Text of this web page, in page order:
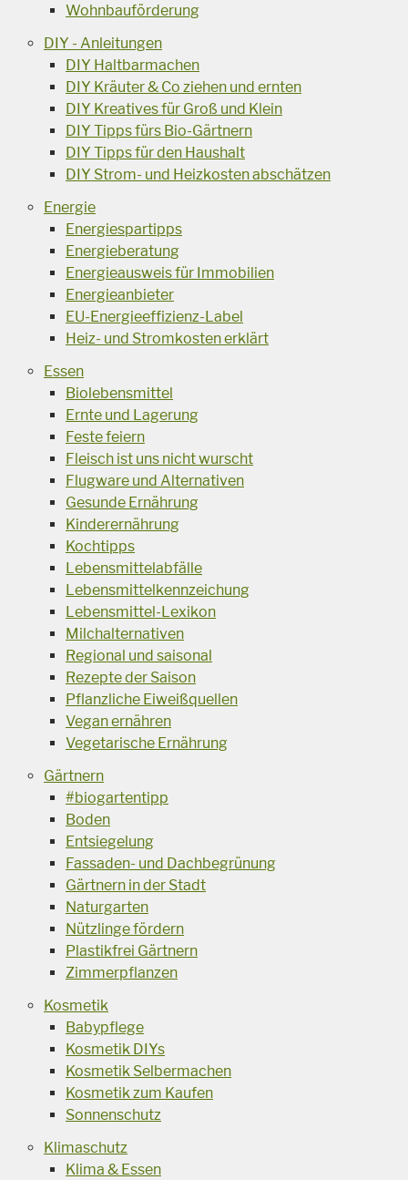
Wohnbauförderung
DIY - Anleitungen
DIY Haltbarmachen
DIY Kräuter & Co ziehen und ernten
DIY Kreatives für Groß und Klein
DIY Tipps fürs Bio-Gärtnern
DIY Tipps für den Haushalt
DIY Strom- und Heizkosten abschätzen
Energie
Energiespartipps
Energieberatung
Energieausweis für Immobilien
Energieanbieter
EU-Energieeffizienz-Label
Heiz- und Stromkosten erklärt
Essen
Biolebensmittel
Ernte und Lagerung
Feste feiern
Fleisch ist uns nicht wurscht
Flugware und Alternativen
Gesunde Ernährung
Kinderernährung
Kochtipps
Lebensmittelabfälle
Lebensmittelkennzeichung
Lebensmittel-Lexikon
Milchalternativen
Regional und saisonal
Rezepte der Saison
Pflanzliche Eiweißquellen
Vegan ernähren
Vegetarische Ernährung
Gärtnern
#biogartentipp
Boden
Entsiegelung
Fassaden- und Dachbegrünung
Gärtnern in der Stadt
Naturgarten
Nützlinge fördern
Plastikfrei Gärtnern
Zimmerpflanzen
Kosmetik
Babypflege
Kosmetik DIYs
Kosmetik Selbermachen
Kosmetik zum Kaufen
Sonnenschutz
Klimaschutz
Klima & Essen